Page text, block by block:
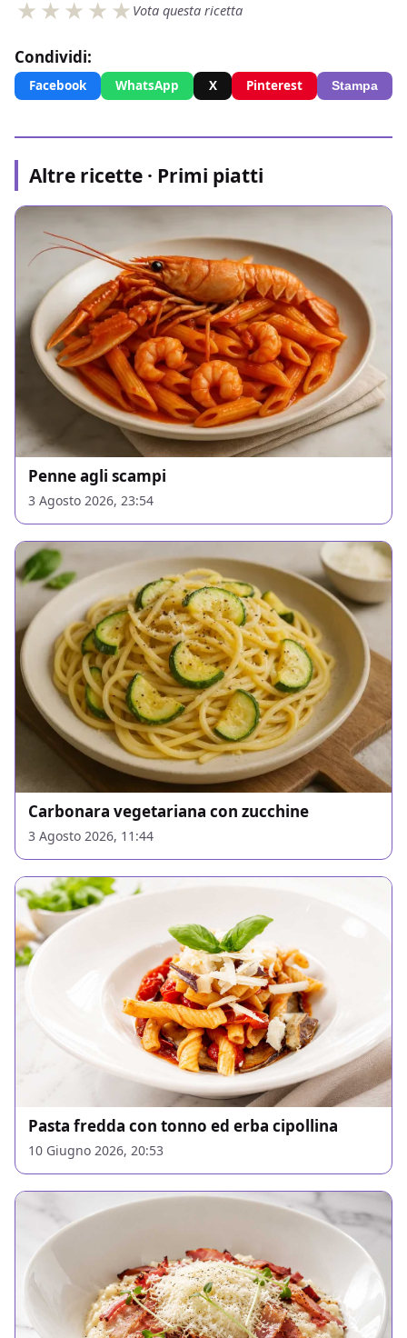
Vota questa ricetta
Condividi:
Facebook WhatsApp X Pinterest Stampa
Altre ricette · Primi piatti
Penne agli scampi
3 Agosto 2026, 23:54
Carbonara vegetariana con zucchine
3 Agosto 2026, 11:44
Pasta fredda con tonno ed erba cipollina
10 Giugno 2026, 20:53